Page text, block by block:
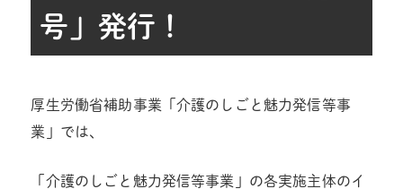
号」発行！
厚生労働省補助事業「介護のしごと魅力発信等事
業」では、
「介護のしごと魅力発信等事業」の各実施主体のイ